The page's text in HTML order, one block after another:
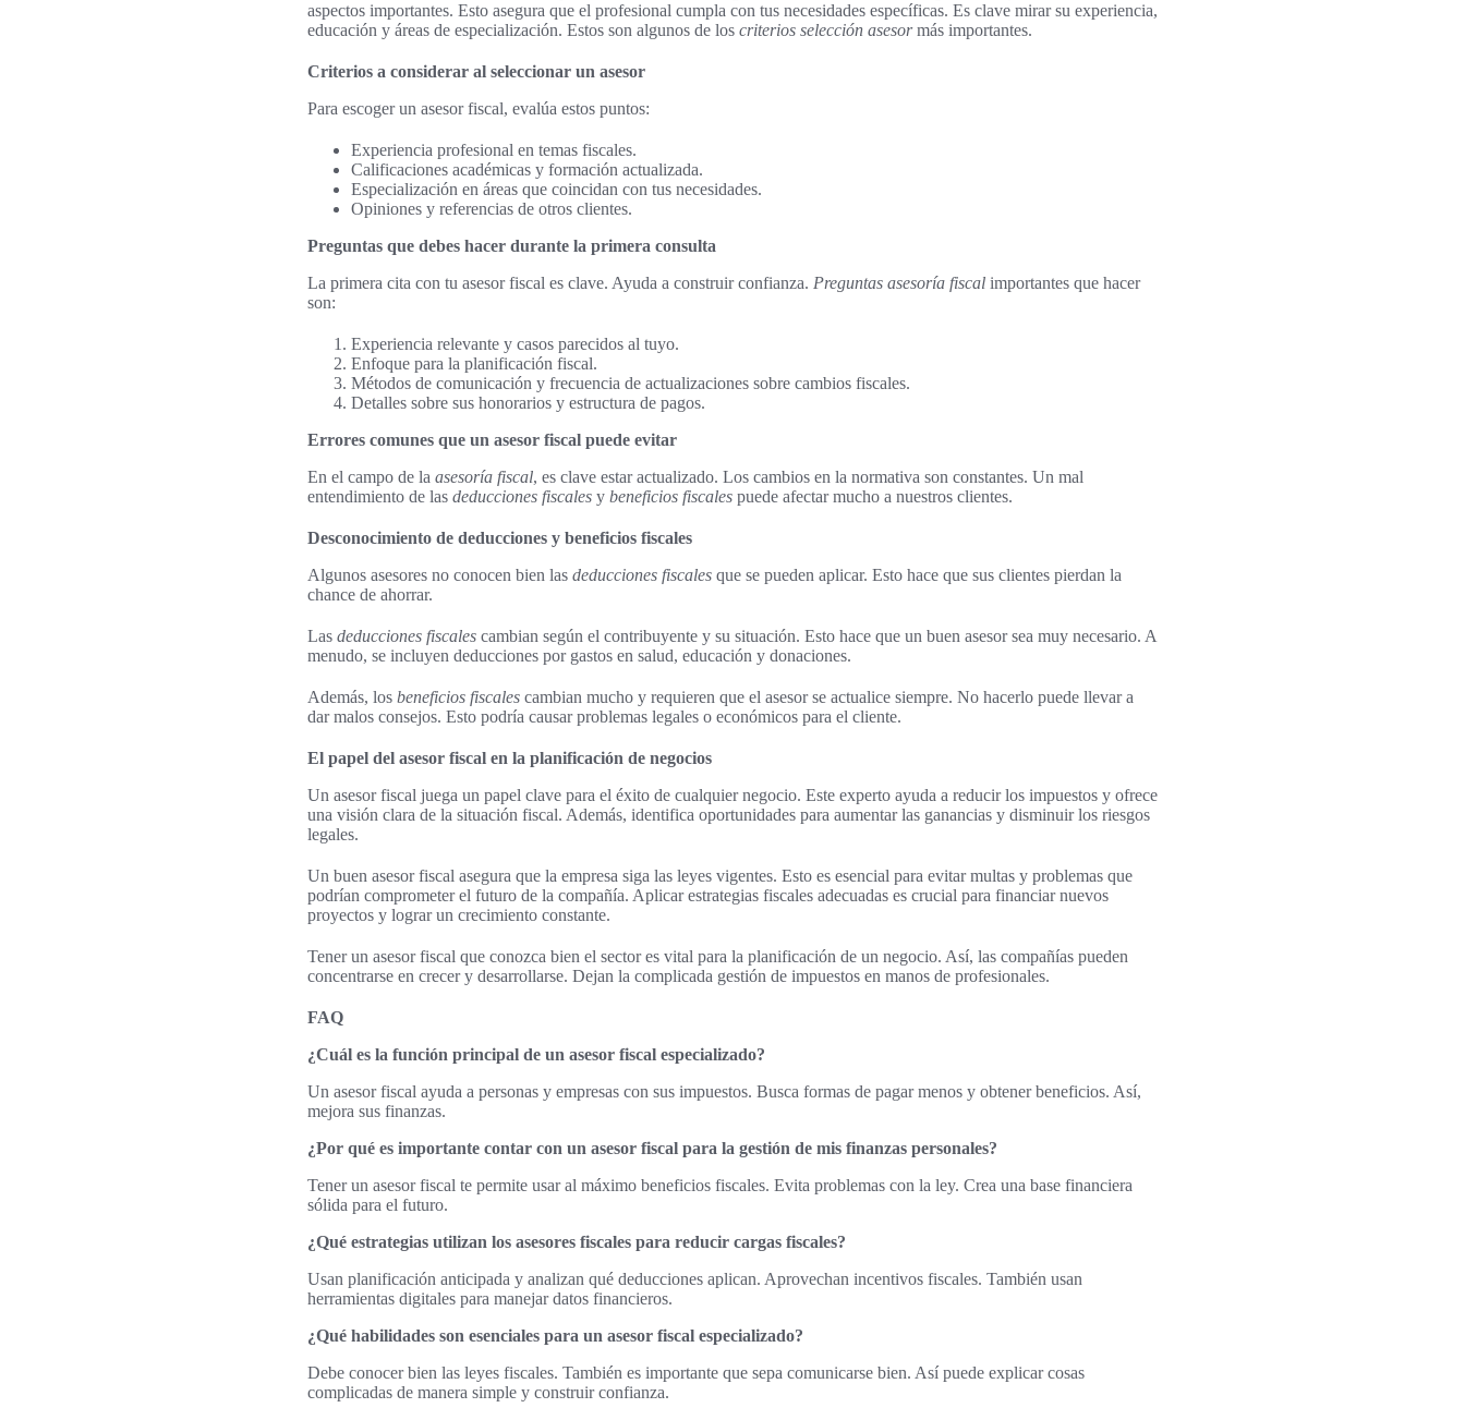
aspectos importantes. Esto asegura que el profesional cumpla con tus necesidades específicas. Es clave mirar su experiencia,
educación y áreas de especialización. Estos son algunos de los criterios selección asesormás importantes.
Criterios a considerar al seleccionar un asesor
Para escoger un asesor fiscal, evalúa estos puntos:
Experiencia profesional en temas fiscales.
Calificaciones académicas y formación actualizada.
Especialización en áreas que coincidan con tus necesidades.
Opiniones y referencias de otros clientes.
Preguntas que debes hacer durante la primera consulta
La primera cita con tu asesor fiscal es clave. Ayuda a construir confianza. Preguntas asesoría fiscal importantes que hacer
son:
Experiencia relevante y casos parecidos al tuyo.
Enfoque para la planificación fiscal.
Métodos de comunicación y frecuencia de actualizaciones sobre cambios fiscales.
Detalles sobre sus honorarios y estructura de pagos.
Errores comunes que un asesor fiscal puede evitar
En el campo de la asesoría fiscal, es clave estar actualizado. Los cambios en la normativa son constantes. Un mal
entendimiento de las deducciones fiscales y beneficios fiscales puede afectar mucho a nuestros clientes.
Desconocimiento de deducciones y beneficios fiscales
Algunos asesores no conocen bien las deducciones fiscales que se pueden aplicar. Esto hace que sus clientes pierdan la
chance de ahorrar.
Las deducciones fiscales cambian según el contribuyente y su situación. Esto hace que un buen asesor sea muy necesario. A
menudo, se incluyen deducciones por gastos en salud, educación y donaciones.
Además, los beneficios fiscales cambian mucho y requieren que el asesor se actualice siempre. No hacerlo puede llevar a
dar malos consejos. Esto podría causar problemas legales o económicos para el cliente.
El papel del asesor fiscal en la planificación de negocios
Un asesor fiscal juega un papel clave para el éxito de cualquier negocio. Este experto ayuda a reducir los impuestos y ofrece
una visión clara de la situación fiscal. Además, identifica oportunidades para aumentar las ganancias y disminuir los riesgos
legales.
Un buen asesor fiscal asegura que la empresa siga las leyes vigentes. Esto es esencial para evitar multas y problemas que
podrían comprometer el futuro de la compañía. Aplicar estrategias fiscales adecuadas es crucial para financiar nuevos
proyectos y lograr un crecimiento constante.
Tener un asesor fiscal que conozca bien el sector es vital para la planificación de un negocio. Así, las compañías pueden
concentrarse en crecer y desarrollarse. Dejan la complicada gestión de impuestos en manos de profesionales.
FAQ
¿Cuál es la función principal de un asesor fiscal especializado?
Un asesor fiscal ayuda a personas y empresas con sus impuestos. Busca formas de pagar menos y obtener beneficios. Así,
mejora sus finanzas.
¿Por qué es importante contar con un asesor fiscal para la gestión de mis finanzas personales?
Tener un asesor fiscal te permite usar al máximo beneficios fiscales. Evita problemas con la ley. Crea una base financiera
sólida para el futuro.
¿Qué estrategias utilizan los asesores fiscales para reducir cargas fiscales?
Usan planificación anticipada y analizan qué deducciones aplican. Aprovechan incentivos fiscales. También usan
herramientas digitales para manejar datos financieros.
¿Qué habilidades son esenciales para un asesor fiscal especializado?
Debe conocer bien las leyes fiscales. También es importante que sepa comunicarse bien. Así puede explicar cosas
complicadas de manera simple y construir confianza.